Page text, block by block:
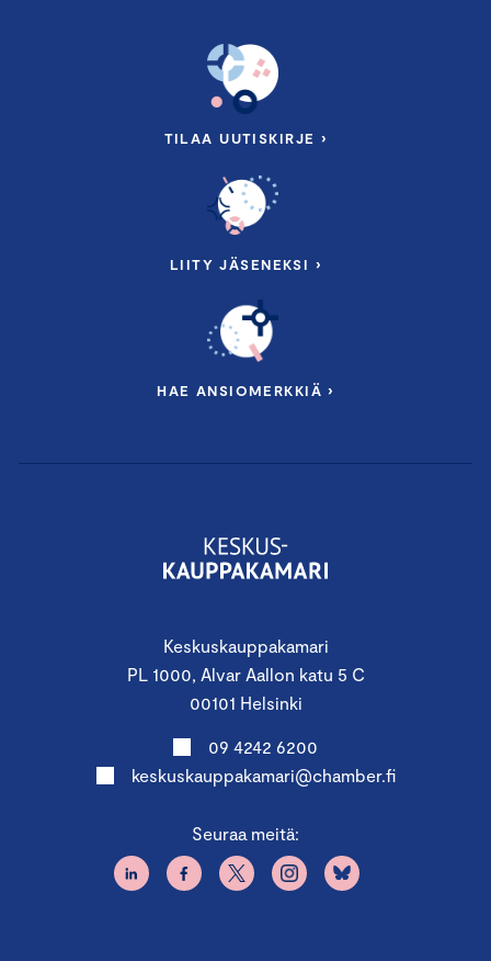
Mahdollisuus keskustella kestävyysraportoinnista
ja kysyä käytännön vinkkejä
Keskuskauppakamarilla. Tehtävässään Jussi kouluttaa ja
auttaa yrityksiä muuttamaan toimintaansa entistä
Jussi on taustaltaan varatuomari ja vastuulliseen
liiketoimintaan erikoistunut ekonomi.
Keskuskauppakamari
PL 1000, Alvar Aallon katu 5 C
00101 Helsinki
09 4242 6200
keskuskauppakamari@chamber.fi
Seuraa meitä:
TILAA UUTISKIRJE ›
LIITY JÄSENEKSI ›
HAE ANSIOMERKKIÄ ›